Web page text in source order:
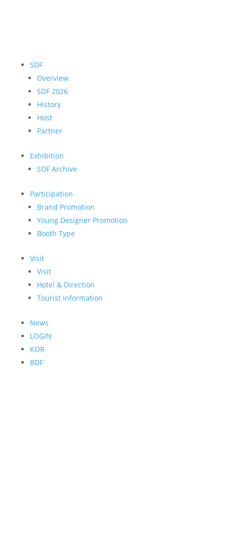
SDF
Overview
SDF 2026
History
Host
Partner
Exhibition
SDF Archive
Participation
Brand Promotion
Young Designer Promotion
Booth Type
Visit
Visit
Hotel & Direction
Tourist Information
News
LOGIN
KOR
BDF